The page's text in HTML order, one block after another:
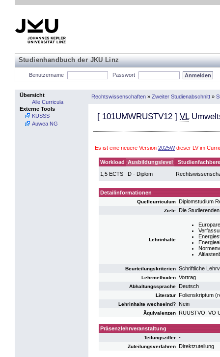
Studienhandbuch der JKU Linz
Benutzername Passwort
Übersicht
Alle Curricula
Externe Tools
KUSSS
Auwea NG
Rechtswissenschaften » Zweiter Studienabschnitt »
[ 101UMWRUSTV12 ] VL
Es ist eine neuere Version 2025Wdieser LV im
Workload Ausbildungslevel
1,5 ECTS
D - Diplom
Detailinformationen
Quellcurriculum Diplomstudium
Ziele Die
Lehrinhalte
Beurteilungskriterien Schriftliche
Lehrmethoden Vortrag
Abhaltungssprache Deutsch
Literatur Folienskriptum
Lehrinhalte wechselnd? Nein
Äquivalenzen RUUSTVO: VO
Präsenzlehrveranstaltung
Teilungsziffer -
Zuteilungsverfahren Direktzuteilung